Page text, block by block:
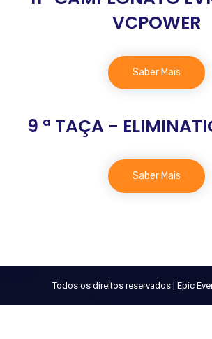
VCPOWER
Saber Mais
9 ª TAÇA -
Saber Mais
Todos os direitos reservados | Epic